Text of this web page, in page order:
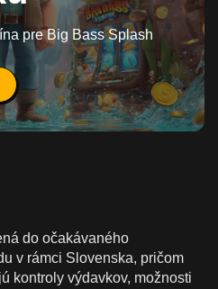
pre Big Bass Splash
do očakávaného
v rámci Slovenska, pričom
kontroly výdavkov, možnosti